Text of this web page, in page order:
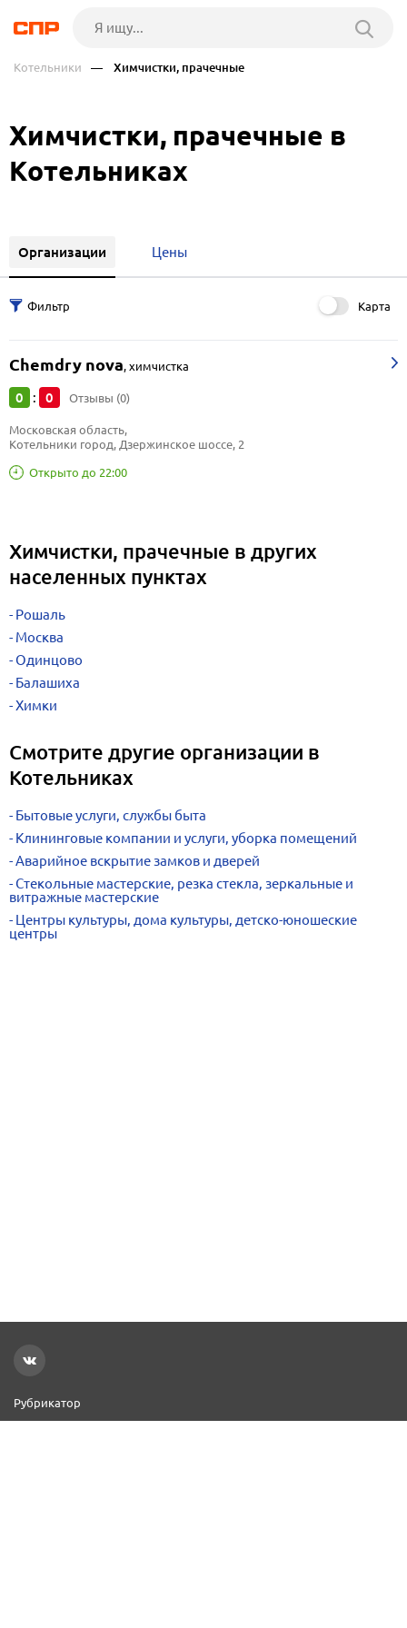
Котельники — Химчистки, прачечные
Химчистки, прачечные в
Котельниках
Организации Цены
Карта
Chemdry nova,химчистка
0 : 0 Отзывы (0)
Открыто до 22:00
Московская область,
Котельники город, Дзержинское шоссе, 2
Химчистки, прачечные в других
населенных пунктах
Рошаль
Москва
Одинцово
Балашиха
Химки
Смотрите другие организации в
Котельниках
Бытовые услуги, службы быта
Клининговые компании и услуги, уборка помещений
Аварийное вскрытие замков и дверей
Стекольные мастерские, резка стекла, зеркальные и
витражные мастерские
Центры культуры, дома культуры, детско-юношеские
центры
Рубрикатор